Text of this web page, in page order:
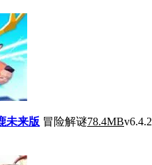
未来版 冒险解谜78.4MBv6.4.2